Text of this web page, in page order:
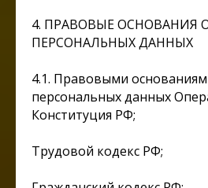
4. ПРАВОВЫЕ ОСНОВАНИЯ
ПЕРСОНАЛЬНЫХ ДАННЫХ
4.1. Правовыми
персональных данных
Конституция РФ;
Трудовой кодекс РФ;